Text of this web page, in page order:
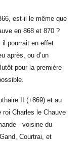
est-il le même que
en 868 et 870 ?
il pourrait en effet
après, ou d’un
pour la première
II (+869) et au
roi Charles le Chauve
- voisine du
Courtrai, et